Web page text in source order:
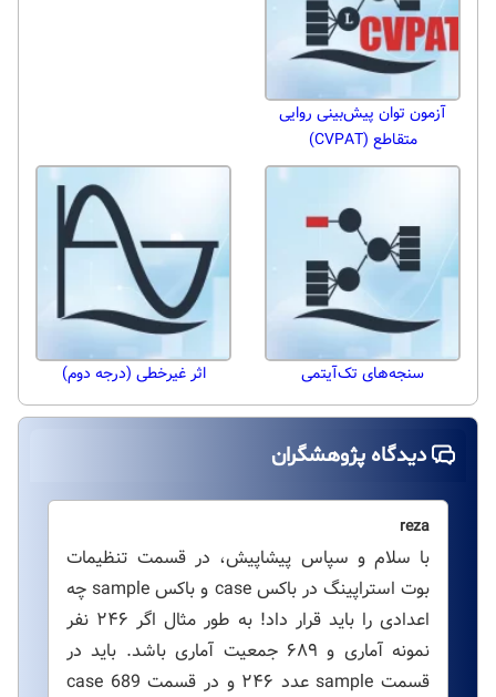
آزمون توان پیش‌بینی روایی
متقاطع (CVPAT)
سنجه‌های تک‌آیتمی اثر غیرخطی (درجه دوم)
دیدگاه پژوهشگران
reza
با سلام و سپاس پیشاپیش، در قسمت تنظیمات
بوت استراپینگ در باکس case و باکس sample چه
اعدادی را باید قرار داد! به طور مثال اگر ۲۴۶ نفر
نمونه آماری و ۶۸۹ جمعیت آماری باشد. باید در
قسمت sample عدد ۲۴۶ و در قسمت case 689